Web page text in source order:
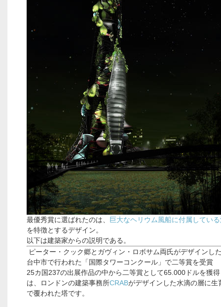
最優秀賞に選ばれたのは、 巨大なヘリウム風船に付属してい
を特徴とするデザイン。
以下は建築家からの説明である。
ピーター・クック郷とガヴィン・ロボサム両氏がデザインし
台中市で行われた「国際タワーコンクール」で二等賞を受賞
25カ国237の出展作品の中から二等賞として65.000ドルを獲
は、ロンドンの建築事務所CRABがデザインした水滴の層に生
で覆われた塔です。